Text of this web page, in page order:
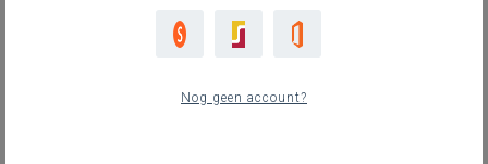
Nog geen account?